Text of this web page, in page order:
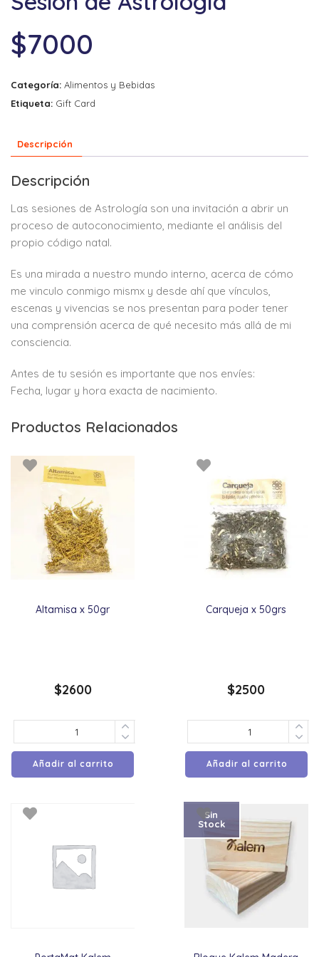
$7000
Categoría: Alimentos y Bebidas
Etiqueta: Gift Card
Descripción
Descripción
Las sesiones de Astrología son una invitación a abrir un
proceso de autoconocimiento, mediante el análisis del
propio código natal.
Es una mirada a nuestro mundo interno, acerca de cómo
me vinculo conmigo mismx y desde ahí que vínculos,
escenas y vivencias se nos presentan para poder tener
una comprensión acerca de qué necesito más allá de mi
consciencia.
Antes de tu sesión es importante que nos envíes:
Fecha, lugar y hora exacta de nacimiento.
Productos Relacionados
Altamisa x 50gr
$2600
Añadir al carrito
Carqueja x 50grs
$2500
Añadir al carrito
Sin
Stock